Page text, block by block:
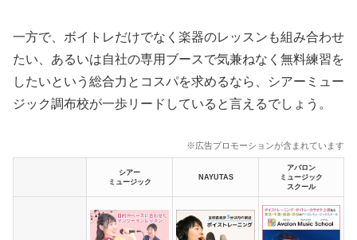
一方で、ボイトレだけでなく楽器のレッスンも組み合わせ
たい、あるいは自社の専用ブースで気兼ねなく無料練習を
したいという総合力とコスパを求めるなら、シアーミュー
ジック調布校が一歩リードしていると言えるでしょう。
※広告プロモーションが含まれています
シアー
ミュージック
NAYUTAS
アバロン
ミュージック
スクール